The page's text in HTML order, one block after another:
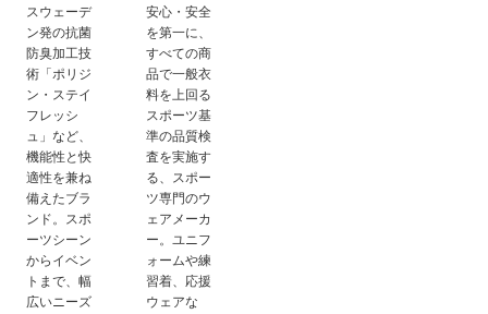
スウェーデ
ン発の抗菌
防臭加工技
術「ポリジ
ン・ステイ
フレッシ
ュ」など、
機能性と快
適性を兼ね
備えたブラ
ンド。スポ
ーツシーン
からイベン
トまで、幅
広いニーズ
安心・安全
を第一に、
すべての商
品で一般衣
料を上回る
スポーツ基
準の品質検
査を実施す
る、スポー
ツ専門のウ
ェアメーカ
ー。ユニフ
ォームや練
習着、応援
ウェアな